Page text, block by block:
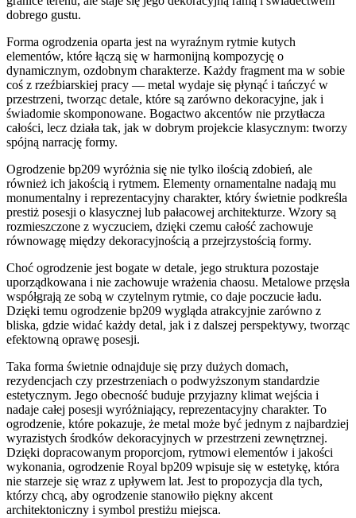
dobrego gustu.
Forma ogrodzenia oparta jest na wyraźnym rytmie kutych
elementów, które łączą się w harmonijną kompozycję o
dynamicznym, ozdobnym charakterze. Każdy fragment ma w sobie
coś z rzeźbiarskiej pracy — metal wydaje się płynąć i tańczyć w
przestrzeni, tworząc detale, które są zarówno dekoracyjne, jak i
świadomie skomponowane. Bogactwo akcentów nie przytłacza
całości, lecz działa tak, jak w dobrym projekcie klasycznym: tworzy
spójną narrację formy.
Ogrodzenie bp209 wyróżnia się nie tylko ilością zdobień, ale
również ich jakością i rytmem. Elementy ornamentalne nadają mu
monumentalny i reprezentacyjny charakter, który świetnie podkreśla
prestiż posesji o klasycznej lub pałacowej architekturze. Wzory są
rozmieszczone z wyczuciem, dzięki czemu całość zachowuje
równowagę między dekoracyjnością a przejrzystością formy.
Choć ogrodzenie jest bogate w detale, jego struktura pozostaje
uporządkowana i nie zachowuje wrażenia chaosu. Metalowe przęsła
współgrają ze sobą w czytelnym rytmie, co daje poczucie ładu.
Dzięki temu ogrodzenie bp209 wygląda atrakcyjnie zarówno z
bliska, gdzie widać każdy detal, jak i z dalszej perspektywy, tworząc
efektowną oprawę posesji.
Taka forma świetnie odnajduje się przy dużych domach,
rezydencjach czy przestrzeniach o podwyższonym standardzie
estetycznym. Jego obecność buduje przyjazny klimat wejścia i
nadaje całej posesji wyróżniający, reprezentacyjny charakter. To
ogrodzenie, które pokazuje, że metal może być jednym z najbardziej
wyrazistych środków dekoracyjnych w przestrzeni zewnętrznej.
Dzięki dopracowanym proporcjom, rytmowi elementów i jakości
wykonania, ogrodzenie Royal bp209 wpisuje się w estetykę, która
nie starzeje się wraz z upływem lat. Jest to propozycja dla tych,
którzy chcą, aby ogrodzenie stanowiło piękny akcent
architektoniczny i symbol prestiżu miejsca.